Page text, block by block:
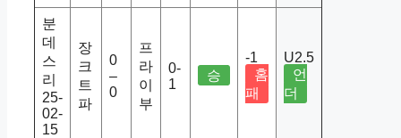
분
데
스
리
25-
02-
15
장
크
트
파
0
–
0
프
라
이
부
0-
1
승
-1
홈
패
U2.5
언
더